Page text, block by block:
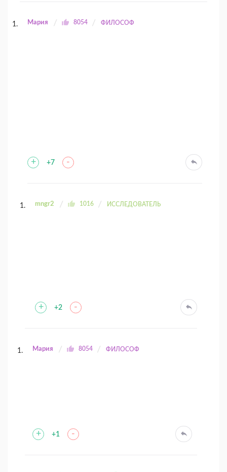
Мария 8054 ФИЛОСОФ
+ +7 -
mngr2 1016 ИССЛЕДОВАТЕЛЬ
+ +2 -
Мария 8054 ФИЛОСОФ
+ +1 -